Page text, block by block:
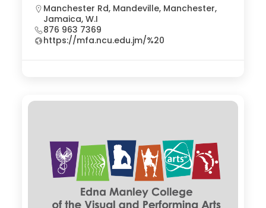
Manchester Rd, Mandeville, Manchester,
Jamaica, W.I
876 963 7369
https://mfa.ncu.edu.jm/%20